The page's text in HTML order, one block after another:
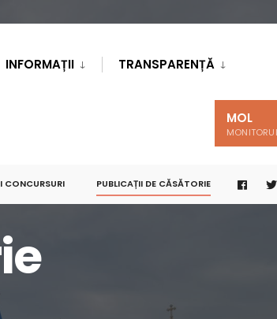
INFORMAȚII TRANSPARENȚĂ
MOL
CONCURSURI PUBLICAȚII DE CĂSĂTORIE